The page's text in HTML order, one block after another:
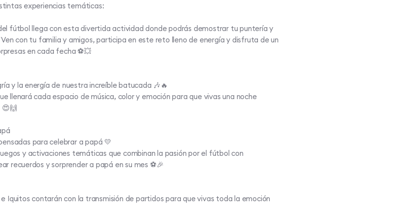
experiencias temáticas:​
fútbol llega con esta divertida actividad donde podrás demostrar tu puntería y
con tu familia y amigos, participa en este reto lleno de energía y disfruta de un
en cada fecha ⚽💥​
y la energía de nuestra increíble batucada 🎶🔥​
llenará cada espacio de música, color y emoción para que vivas una noche
para celebrar a papá 💛​
y activaciones temáticas que combinan la pasión por el fútbol con
recuerdos y sorprender a papá en su mes ⚽🎉​
Iquitos contarán con la transmisión de partidos para que vivas toda la emoción